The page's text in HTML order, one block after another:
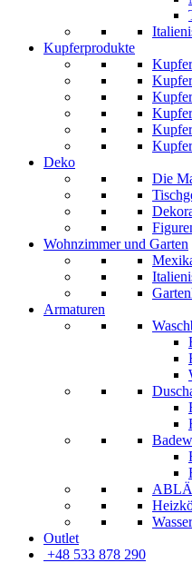
Kupferprodukte
Deko
Die
Wohnzimmer und Garten
Armaturen
Outlet
+48 533 878 290